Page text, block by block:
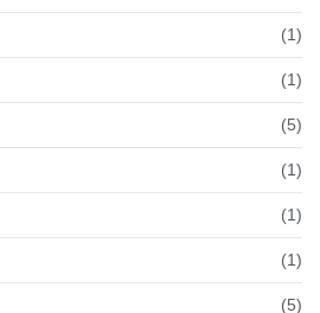
(1)
(1)
(5)
(1)
(1)
(1)
(5)